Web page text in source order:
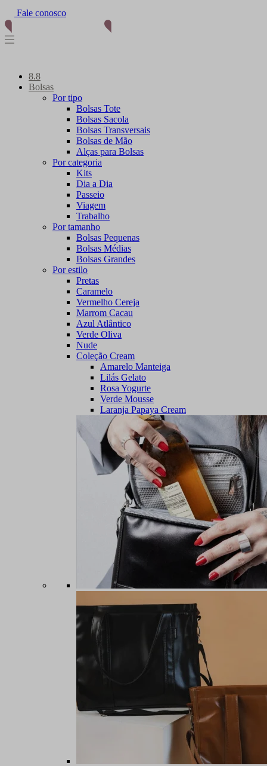
(11) 96012-2976
Fale conosco
8.8
Bolsas
Por tipo
Bolsas Tote
Bolsas Sacola
Bolsas Transversais
Bolsas de Mão
Alças para Bolsas
Por categoria
Kits
Dia a Dia
Passeio
Viagem
Trabalho
Por tamanho
Bolsas Pequenas
Bolsas Médias
Bolsas Grandes
Por estilo
Pretas
Caramelo
Vermelho Cereja
Marrom Cacau
Azul Atlântico
Verde Oliva
Nude
Coleção Cream
Amarelo Manteiga
Lilás Gelato
Rosa Yogurte
Verde Mousse
Laranja Papaya Cream